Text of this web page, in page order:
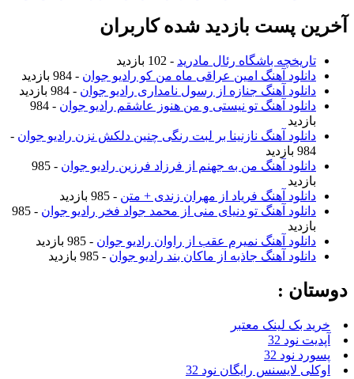
آخرین پست بازدید شده کاربران
تاریخچه باشگاه رئال مادرید - 102 بازدید
دانلود آهنگ امین عراقی ماه من کو رادیو جوان - 984 بازدید
دانلود آهنگ جنازه از رسول نامداری رادیو جوان - 984 بازدید
دانلود آهنگ تو نیستی و من هنوز عاشقم رادیو جوان
- 984
بازدید
دانلود آهنگ نازنینا بر لبت رنگی چنین دلکش نزن رادیو جوان -
984 بازدید
دانلود آهنگ من به جهنم از فرزاد فرزین رادیو جوان
- 985
بازدید
دانلود آهنگ فریاد از مهران زندی + متن - 985 بازدید
دانلود آهنگ تو دنیای منی از محمد جواد فخر رادیو جوان
- 985
بازدید
دانلود آهنگ نمیرم عقب از راوان رادیو جوان - 985 بازدید
دانلود آهنگ جاذبه از ماکان بند رادیو جوان - 985 بازدید
دوستان :
خرید بک لینک معتبر
آپدیت نود 32
پسورد نود 32
اوکلی لایسنس رایگان نود 32